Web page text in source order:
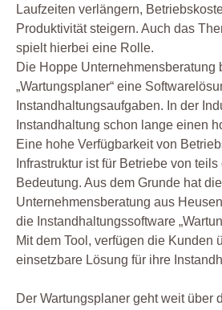
Laufzeiten verlängern,
Produktivität steigern. Auch das
spielt hierbei eine Rolle.
Die Hoppe Unternehmensberatung
„Wartungsplaner“ eine
Instandhaltungsaufgaben. In der
Instandhaltung schon lange einen
Eine hohe Verfügbarkeit von
Infrastruktur ist für Betriebe von
Bedeutung. Aus dem Grunde hat
Unternehmensberatung aus
die Instandhaltungssoftware
Mit dem Tool, verfügen die Kunden
einsetzbare Lösung für ihre
Der Wartungsplaner geht weit über